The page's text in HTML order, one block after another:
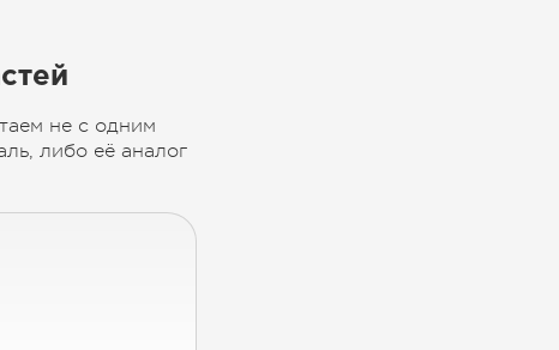
не с одним
либо её аналог